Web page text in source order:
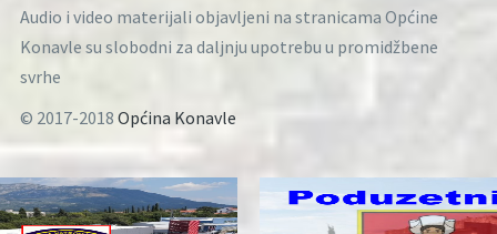
Audio i video materijali objavljeni na stranicama Općine
Konavle su slobodni za daljnju upotrebu u promidžbene
svrhe
© 2017-2018 Općina Konavle